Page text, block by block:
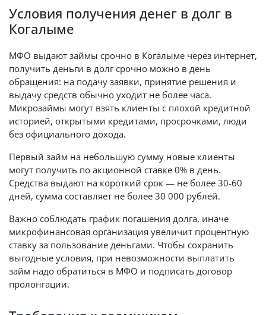
Условия получения денег в долг в
Когалыме
МФО выдают займы срочно в Когалыме через интернет,
получить деньги в долг срочно можно в день
обращения: на подачу заявки, принятие решения и
выдачу средств обычно уходит не более часа.
Микрозаймы могут взять клиенты с плохой кредитной
историей, открытыми кредитами, просрочками, люди
без официального дохода.
Первый займ на небольшую сумму новые клиенты
могут получить по акционной ставке 0% в день.
Средства выдают на короткий срок — не более 30-60
дней, сумма составляет не более 30 000 рублей.
Важно соблюдать график погашения долга, иначе
микрофинансовая организация увеличит процентную
ставку за пользование деньгами. Чтобы сохранить
выгодные условия, при невозможности выплатить
займ надо обратиться в МФО и подписать договор
пролонгации.